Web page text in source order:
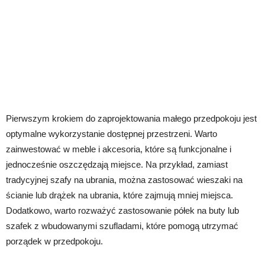
Pierwszym krokiem do zaprojektowania małego przedpokoju jest
optymalne wykorzystanie dostępnej przestrzeni. Warto
zainwestować w meble i akcesoria, które są funkcjonalne i
jednocześnie oszczędzają miejsce. Na przykład, zamiast
tradycyjnej szafy na ubrania, można zastosować wieszaki na
ścianie lub drążek na ubrania, które zajmują mniej miejsca.
Dodatkowo, warto rozważyć zastosowanie półek na buty lub
szafek z wbudowanymi szufladami, które pomogą utrzymać
porządek w przedpokoju.